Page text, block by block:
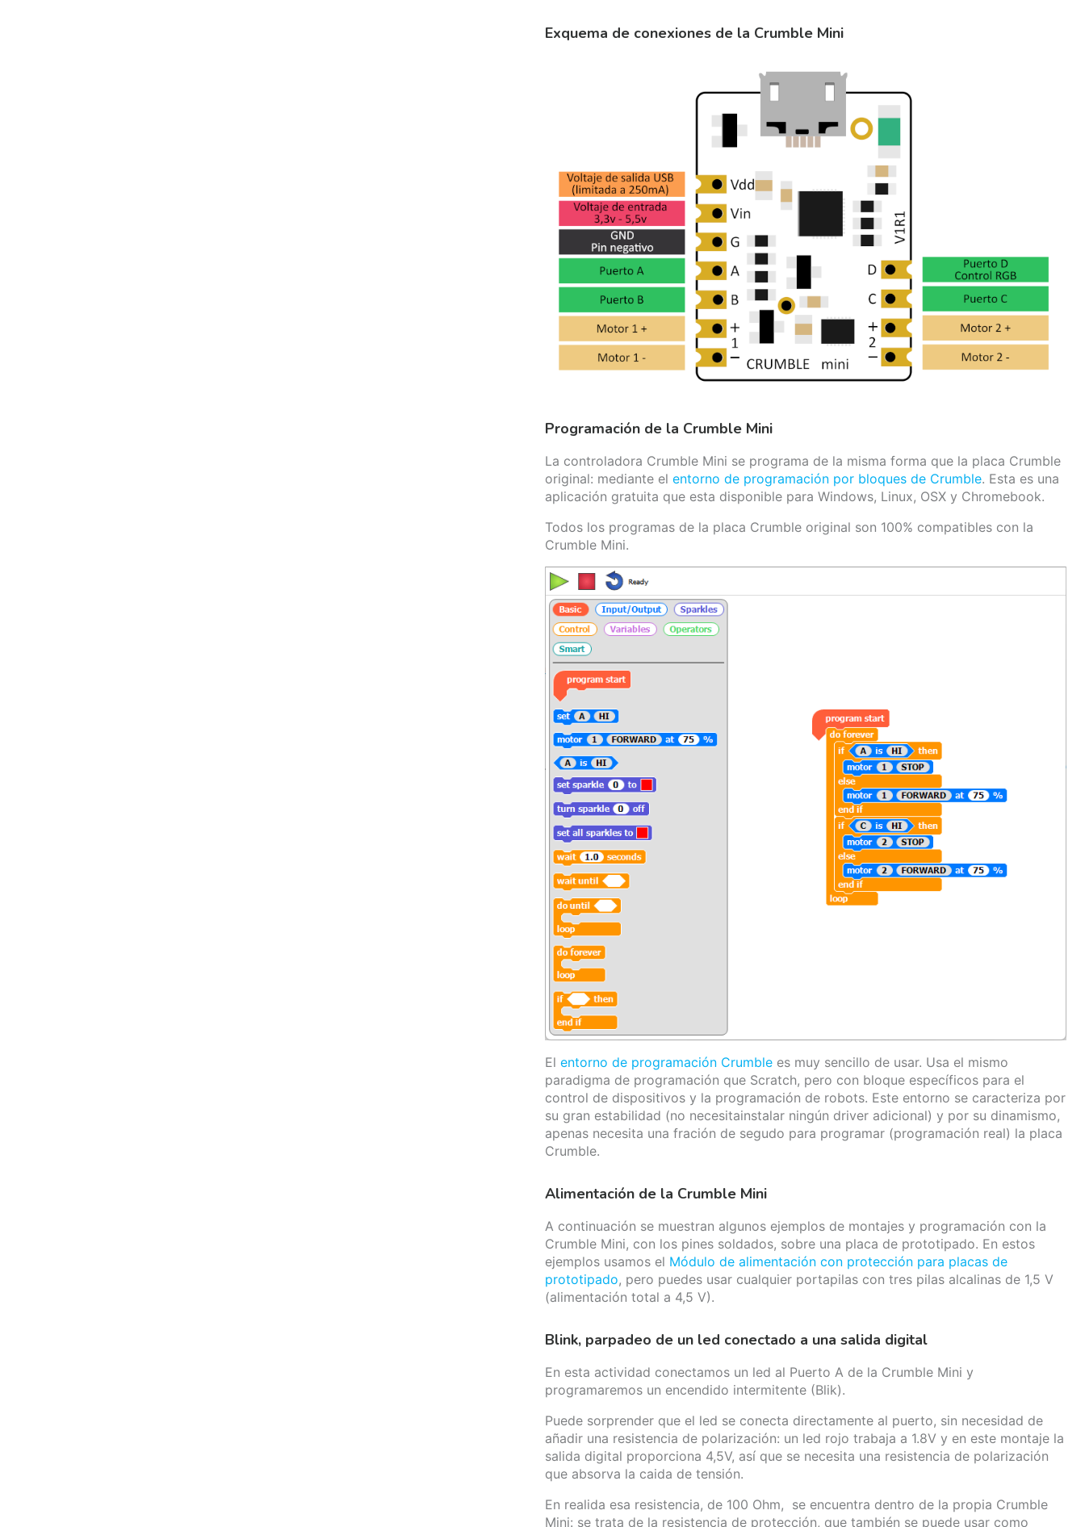
Exquema de conexiones de la Crumble Mini
Programación de la Crumble Mini
La controladora Crumble Mini se programa de la misma forma que la placa Crumble
original: mediante elentorno de programación por bloques de Crumble. Esta es una
aplicación gratuita que esta disponible para Windows, Linux, OSX y Chromebook.
Todos los programas de la placa Crumble original son 100% compatibles con la
Crumble Mini.
Elentorno de programación Crumble es muy sencillo de usar. Usa el mismo
paradigma de programación que Scratch, pero con bloque específicos para el
control de dispositivos y la programación de robots. Este entorno se caracteriza por
su gran estabilidad (no necesitainstalar ningún driver adicional) y por su dinamismo,
apenas necesita una fración de segudo para programar (programación real) la placa
Crumble.
Alimentación de la Crumble Mini
A continuación se muestran algunos ejemplos de montajes y programación con la
Crumble Mini, con los pines soldados, sobre una placa de prototipado. En estos
ejemplos usamos el Módulo de alimentación con protección para placas de
prototipado, pero puedes usar cualquier portapilas con tres pilas alcalinas de 1,5 V
(alimentación total a 4,5 V).
Blink, parpadeo de un led conectado a una salida digital
En esta actividad conectamos un led al Puerto A de la Crumble Mini y
programaremos un encendido intermitente (Blik).
Puede sorprender que el led se conecta directamente al puerto, sin necesidad de
añadir una resistencia de polarización: un led rojo trabaja a 1.8V y en este montaje la
salida digital proporciona 4,5V, así que se necesita una resistencia de polarización
que absorva la caida de tensión.
En realida esa resistencia, de 100 Ohm, se encuentra dentro de la propia Crumble
Mini: se trata de la resistencia de protección, que también se puede usar como